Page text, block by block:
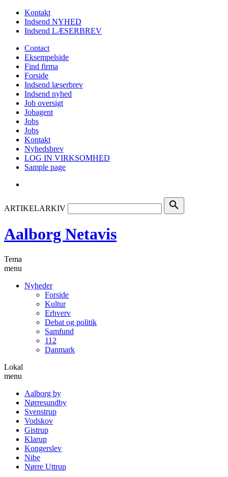
Kontakt
Indsend NYHED
Indsend LÆSERBREV
Contact
Eksempelside
Find firma
Forside
Indsend læserbrev
Indsend nyhed
Job oversigt
Jobagent
Jobs
Jobs
Kontakt
Nyhedsbrev
LOG IN VIRKSOMHED
Sample page
ARTIKELARKIV search
Aalborg Netavis
Tema
menu
Nyheder
Forside
Kultur
Erhverv
Debat og politik
Samfund
112
Danmark
Lokal
menu
Aalborg by
Nørresundby
Svenstrup
Vodskov
Gistrup
Klarup
Kongerslev
Nibe
Nørre Uttrup